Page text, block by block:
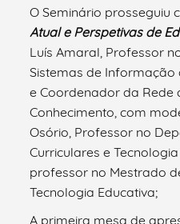
O Seminário prosseguiu
Atual e Perspetivas de
Luís Amaral, Professor
Sistemas de Informação
e Coordenador da Rede
Conhecimento, com
Osório, Professor no
Curriculares e
professor no Mestrado
Tecnologia Educativa;
A primeira mesa de